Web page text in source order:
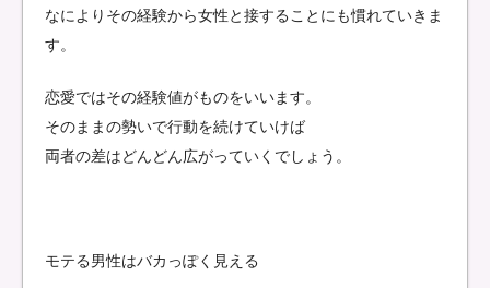
なによりその経験から女性と接することにも慣れていきま
す。
恋愛ではその経験値がものをいいます。
そのままの勢いで行動を続けていけば
両者の差はどんどん広がっていくでしょう。
モテる男性はバカっぽく見える